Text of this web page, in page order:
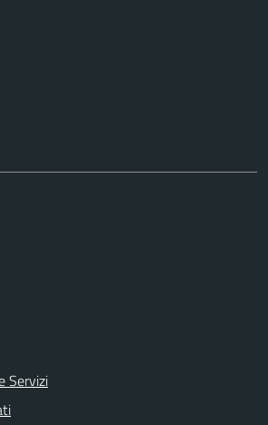
Servizi